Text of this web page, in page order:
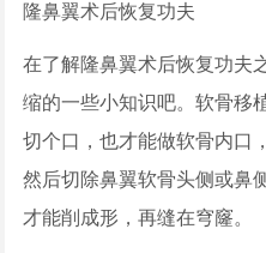
隆鼻翼术后恢复功夫
在了解隆鼻翼术后恢复功夫
缩的一些小知识吧。软骨移
切个口，也才能做软骨内口
然后切除鼻翼软骨头侧或鼻
才能削成形，再缝在穹窿。